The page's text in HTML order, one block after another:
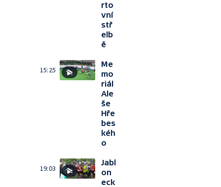
rto
vní
stř
elb
ě
15:25
Me
mo
riál
Ale
še
Hře
bes
kéh
o
19:03
Jabl
on
eck